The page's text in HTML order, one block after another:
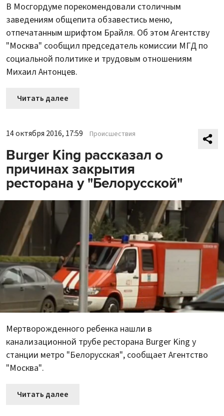
В Мосгордуме порекомендовали столичным
заведениям общепита обзавестись меню,
отпечатанным шрифтом Брайля. Об этом Агентству
"Москва" сообщил председатель комиссии МГД по
социальной политике и трудовым отношениям
Михаил Антонцев.
Читать далее
14 октября 2016, 17:59 Происшествия
Burger King рассказал о
причинах закрытия
ресторана у "Белорусской"
Мертворожденного ребенка нашли в
канализационной трубе ресторана Burger King у
станции метро "Белорусская", сообщает Агентство
"Москва".
Читать далее